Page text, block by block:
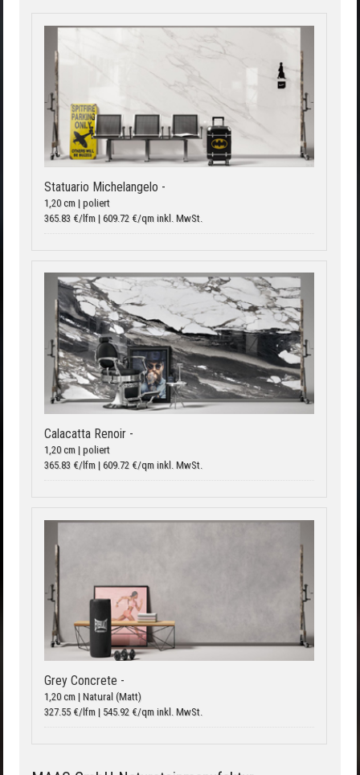
Statuario Michelangelo -
1,20 cm | poliert
365.83 €/lfm | 609.72 €/qm inkl. MwSt.
Calacatta Renoir -
1,20 cm | poliert
365.83 €/lfm | 609.72 €/qm inkl. MwSt.
Grey Concrete -
1,20 cm | Natural (Matt)
327.55 €/lfm | 545.92 €/qm inkl. MwSt.